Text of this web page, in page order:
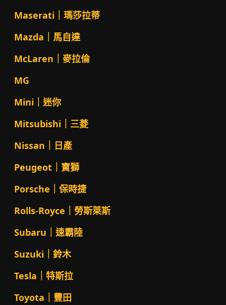
Maserati｜瑪莎拉蒂
Mazda｜馬自達
McLaren｜麥拉倫
MG
Mini｜迷你
Mitsubishi｜三菱
Nissan｜日產
Peugeot｜寶獅
Porsche｜保時捷
Rolls-Royce｜勞斯萊斯
Subaru｜速霸陸
Suzuki｜鈴木
Tesla｜特斯拉
Toyota｜豐田